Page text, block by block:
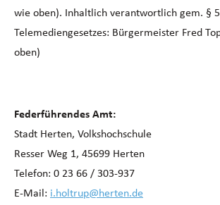
wie oben). Inhaltlich verantwortlich gem. §
Telemediengesetzes: Bürgermeister Fred
oben)
Federführendes Amt:
Stadt Herten, Volkshochschule
Resser Weg 1, 45699 Herten
Telefon: 0 23 66 / 303-937
E-Mail: i.holtrup@herten.de